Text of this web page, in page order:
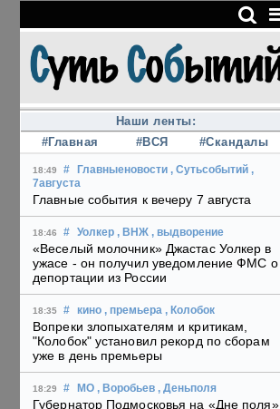
Наши ленты:
#Главная
#ВСЯ #Скандалы
18:49 # Главныеновости , Сутьсобытий ,
7августа
Главные события к вечеру 7 августа
18:46 # Уолкер , ВНЖ , выдворение
«Веселый молочник» Джастас Уолкер в
ужасе - он получил уведомление ФМС о
депортации из России
18:35 # кино , премьера , Колобок
Вопреки злопыхателям и критикам,
"Колобок" установил рекорд по сборам
уже в день премьеры
18:29 # МО , Воробьев , Деньполя
Губернатор Подмосковья на «Дне поля»